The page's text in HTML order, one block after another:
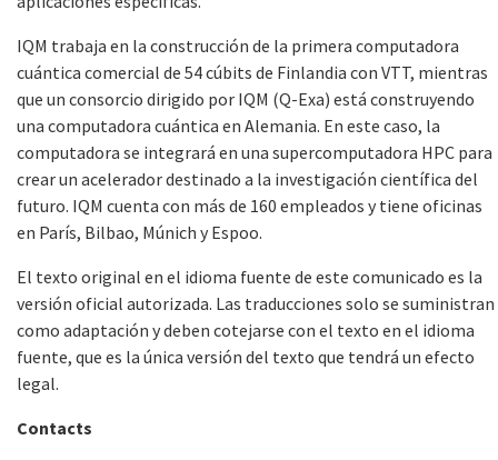
IQM trabaja en la construcción de la primera computadora
cuántica comercial de 54 cúbits de Finlandia con VTT, mientras
que un consorcio dirigido por IQM (Q-Exa) está construyendo
una computadora cuántica en Alemania. En este caso, la
computadora se integrará en una supercomputadora HPC para
crear un acelerador destinado a la investigación científica del
futuro. IQM cuenta con más de 160 empleados y tiene oficinas
en París, Bilbao, Múnich y Espoo.
El texto original en el idioma fuente de este comunicado es la
versión oficial autorizada. Las traducciones solo se suministran
como adaptación y deben cotejarse con el texto en el idioma
fuente, que es la única versión del texto que tendrá un efecto
legal.
Contacts